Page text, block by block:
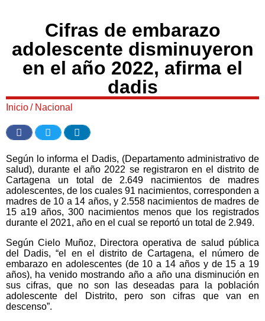
Cifras de embarazo
adolescente disminuyeron
en el año 2022, afirma el
dadis
Inicio/ Nacional
Según lo informa el Dadis, (Departamento administrativo de
salud), durante el año 2022 se registraron en el distrito de
Cartagena un total de 2.649 nacimientos de madres
adolescentes, de los cuales 91 nacimientos, corresponden a
madres de 10 a 14 años, y 2.558 nacimientos de madres de
15 a19 años, 300 nacimientos menos que los registrados
durante el 2021, año en el cual se reportó un total de 2.949.
Según Cielo Muñoz, Directora operativa de salud pública
del Dadis, “el en el distrito de Cartagena, el número de
embarazo en adolescentes (de 10 a 14 años y de 15 a 19
años), ha venido mostrando año a año una disminución en
sus cifras, que no son las deseadas para la población
adolescente del Distrito, pero son cifras que van en
descenso”.